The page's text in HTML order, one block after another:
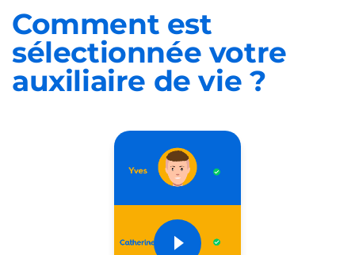
Comment est
sélectionnée votre
auxiliaire de vie ?